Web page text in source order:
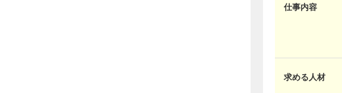
仕事内容
求める人材